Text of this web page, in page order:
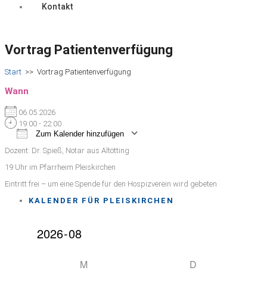
Kontakt
Vortrag Patientenverfügung
Start >> Vortrag Patientenverfügung
Wann
06.05.2026
19:00 - 22:00
Zum Kalender hinzufügen
ICS herunterladen
Google Kalender
iCalendarOffice 365
Dozent: Dr. Spieß, Notar aus Altötting
19 Uhr im Pfarrheim Pleiskirchen
Eintritt frei – um eine Spende für den Hospizverein wird gebeten
KALENDER FÜR PLEISKIRCHEN
M D